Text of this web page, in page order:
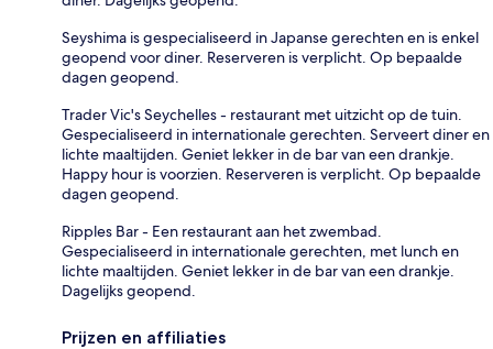
Seyshima is gespecialiseerd in Japanse gerechten en is enkel
geopend voor diner. Reserveren is verplicht. Op bepaalde
dagen geopend.
Trader Vic's Seychelles - restaurant met uitzicht op de tuin.
Gespecialiseerd in internationale gerechten. Serveert diner en
lichte maaltijden. Geniet lekker in de bar van een drankje.
Happy hour is voorzien. Reserveren is verplicht. Op bepaalde
dagen geopend.
Ripples Bar - Een restaurant aan het zwembad.
Gespecialiseerd in internationale gerechten, met lunch en
lichte maaltijden. Geniet lekker in de bar van een drankje.
Dagelijks geopend.
Prijzen en affiliaties